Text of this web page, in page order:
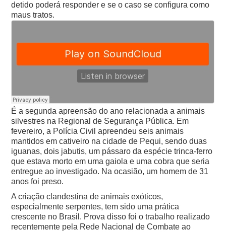
detido poderá responder e se o caso se configura como
maus tratos.
É a segunda apreensão do ano relacionada a animais
silvestres na Regional de Segurança Pública. Em
fevereiro, a Polícia Civil apreendeu seis animais
mantidos em cativeiro na cidade de Pequi, sendo duas
iguanas, dois jabutis, um pássaro da espécie trinca-ferro
que estava morto em uma gaiola e uma cobra que seria
entregue ao investigado. Na ocasião, um homem de 31
anos foi preso.
A criação clandestina de animais exóticos,
especialmente serpentes, tem sido uma prática
crescente no Brasil. Prova disso foi o trabalho realizado
recentemente pela Rede Nacional de Combate ao